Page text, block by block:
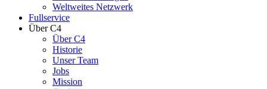
Weltweites Netzwerk
Fullservice
Über C4
Über C4
Historie
Unser Team
Jobs
Mission